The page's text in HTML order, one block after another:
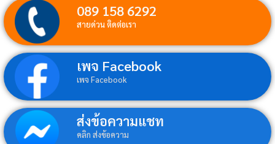
089 158 6292
สายด่วน ติดต่อเรา
เพจ Facebook
เพจ Facebook
ส่งข้อความแชท
คลิก ส่งข้อความ